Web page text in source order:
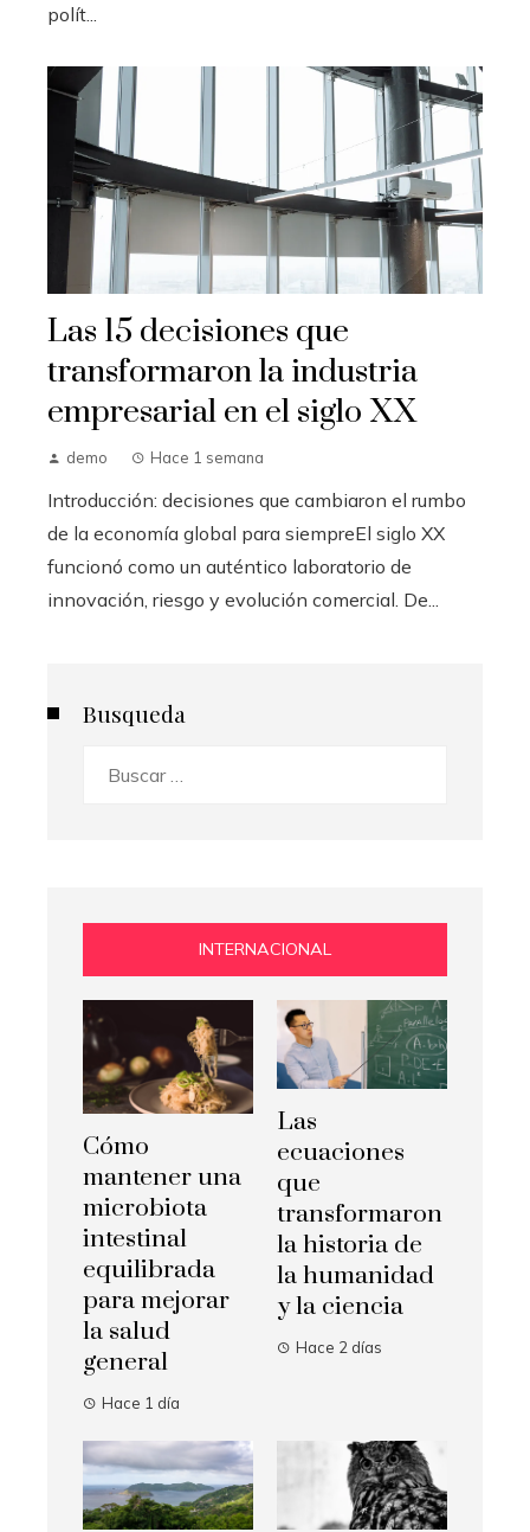
polít...
Las 15 decisiones que
transformaron la industria
empresarial en el siglo XX
demo Hace 1 semana
Introducción: decisiones que cambiaron el rumbo
de la economía global para siempreEl siglo XX
funcionó como un auténtico laboratorio de
innovación, riesgo y evolución comercial. De...
Busqueda
INTERNACIONAL
Cómo
mantener una
microbiota
intestinal
equilibrada
para mejorar
la salud
general
Hace 1 día
Las
ecuaciones
que
transformaron
la historia de
la humanidad
y la ciencia
Hace 2 días